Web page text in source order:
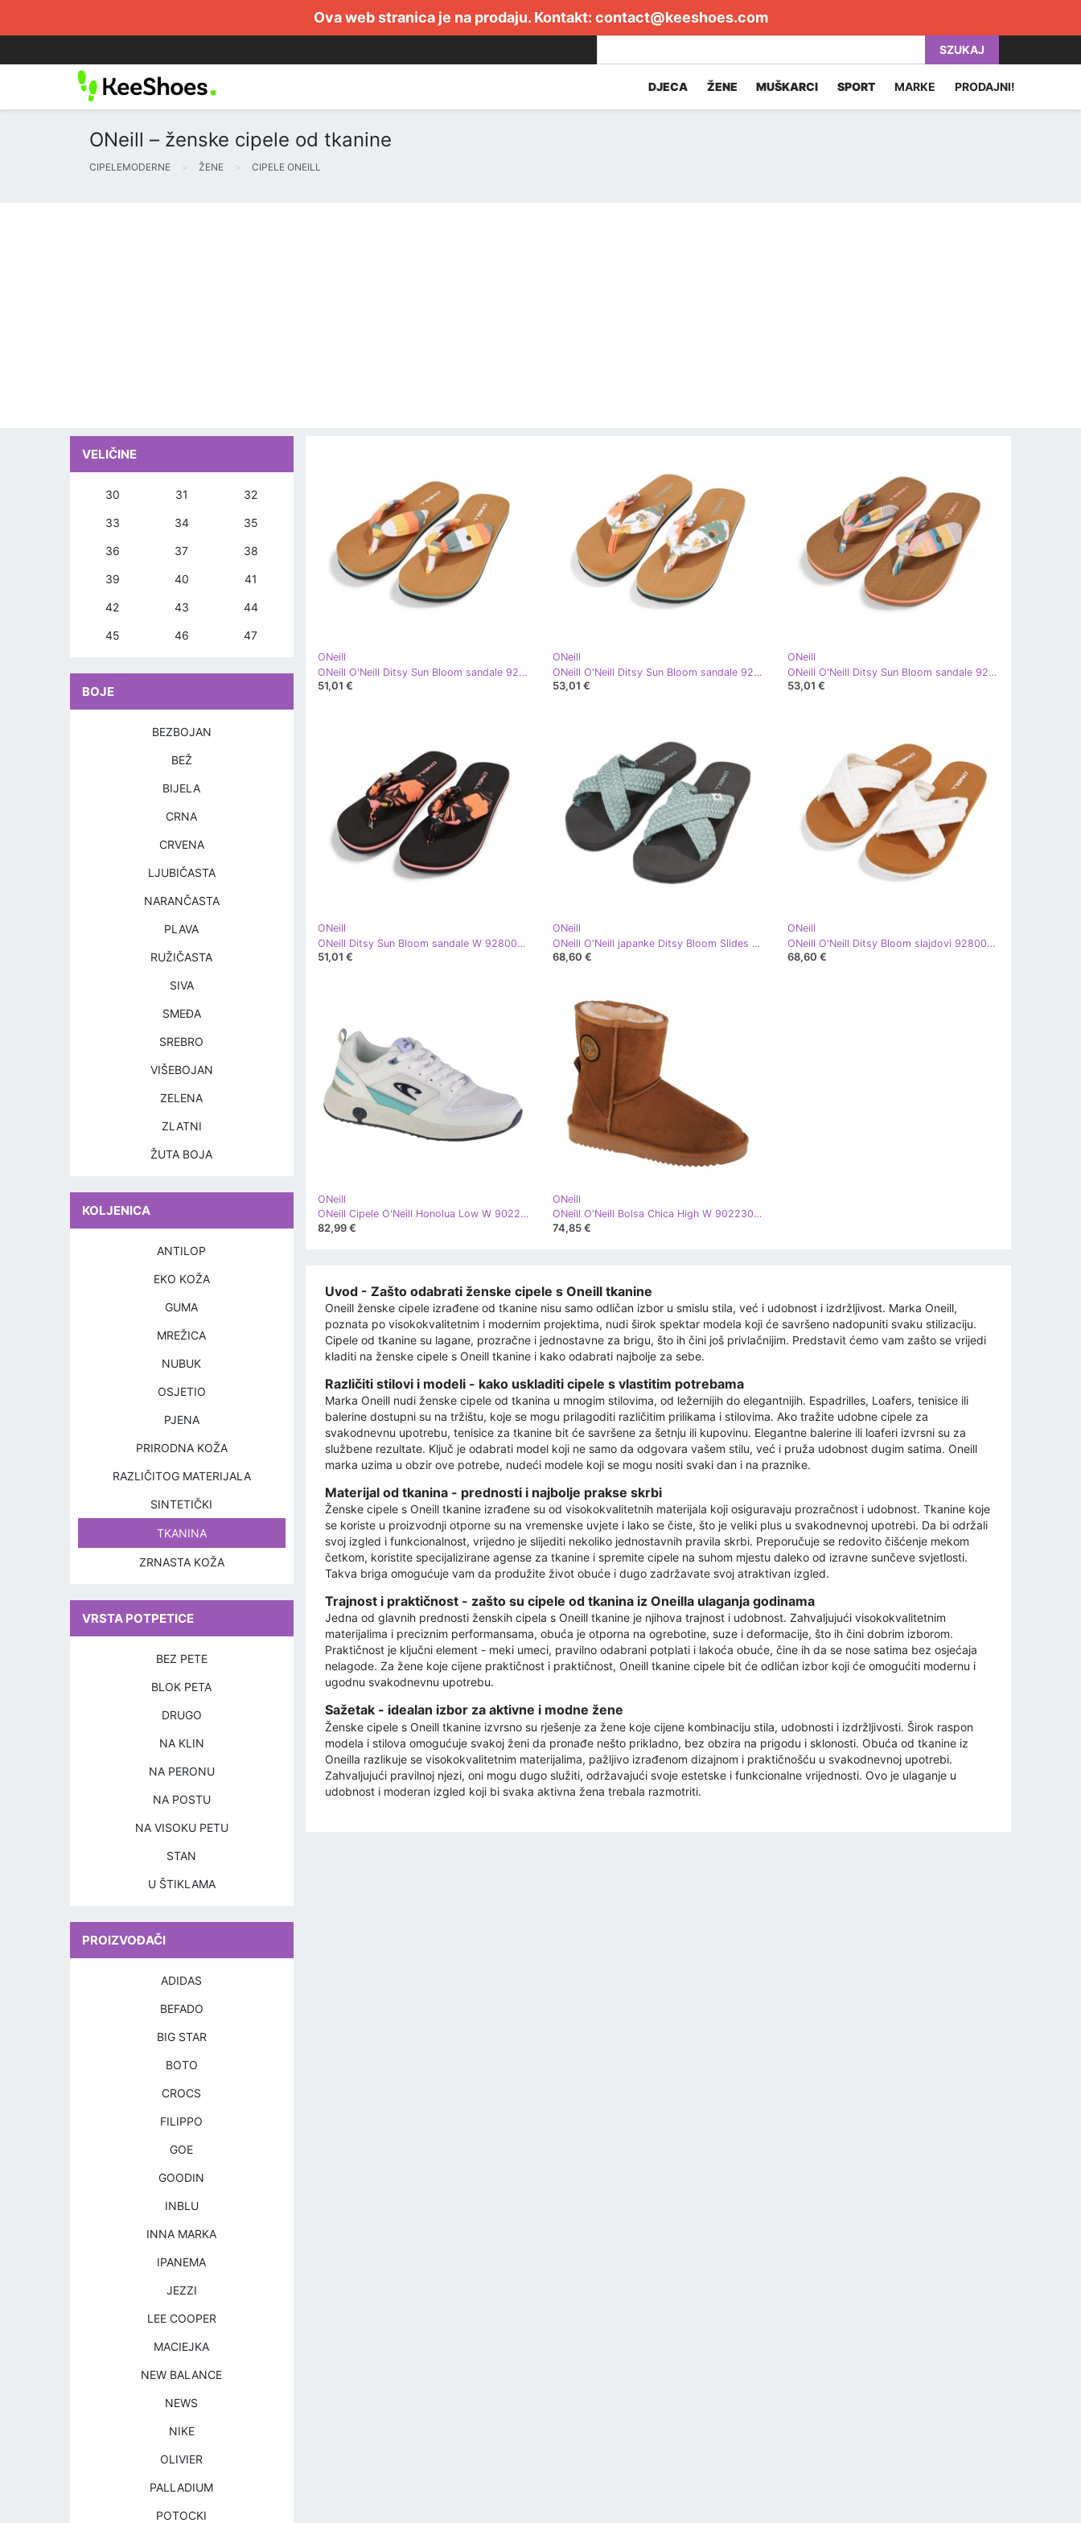
Ova web stranica je na prodaju. Kontakt: contact@keeshoes.com
SZUKAJ
DJECA ŽENE MUŠKARCI SPORT MARKE PRODAJNI!
ONeill – ženske cipele od tkanine
CIPELEMODERNE ŽENE CIPELE ONEILL
ONeill
ONeill O'Neill Ditsy Sun Bloom sandale 92800613238 japanke bijela
51,01 €
ONeill
ONeill O'Neill Ditsy Sun Bloom sandale 92800613232 japanke bijela
53,01 €
ONeill
ONeill O'Neill Ditsy Sun Bloom sandale 92800613226 japanke ružičasta
53,01 €
ONeill
ONeill Ditsy Sun Bloom sandale W 92800613244 japanke višebojan
51,01 €
ONeill
ONeill O'Neill japanke Ditsy Bloom Slides 92800613220 zelena
68,60 €
ONeill
ONeill O'Neill Ditsy Bloom slajdovi 92800613214 bijela
68,60 €
ONeill
ONeill Cipele O'Neill Honolua Low W 90221008-1FG bijela
82,99 €
ONeill
ONeill O'Neill Bolsa Chica High W 90223010-34B smeđa
74,85 €
Uvod - Zašto odabrati ženske cipele s Oneill tkanine
Oneill ženske cipele izrađene od tkanine nisu samo odličan izbor u smislu stila, već i udobnost i izdržljivost. Marka Oneill,
poznata po visokokvalitetnim i modernim projektima, nudi širok spektar modela koji će savršeno nadopuniti svaku stilizaciju.
Cipele od tkanine su lagane, prozračne i jednostavne za brigu, što ih čini još privlačnijim. Predstavit ćemo vam zašto se vrijedi
kladiti na ženske cipele s Oneill tkanine i kako odabrati najbolje za sebe.
Različiti stilovi i modeli - kako uskladiti cipele s vlastitim potrebama
Marka Oneill nudi ženske cipele od tkanina u mnogim stilovima, od ležernijih do elegantnijih. Espadrilles, Loafers, tenisice ili
balerine dostupni su na tržištu, koje se mogu prilagoditi različitim prilikama i stilovima. Ako tražite udobne cipele za
svakodnevnu upotrebu, tenisice za tkanine bit će savršene za šetnju ili kupovinu. Elegantne balerine ili loaferi izvrsni su za
službene rezultate. Ključ je odabrati model koji ne samo da odgovara vašem stilu, već i pruža udobnost dugim satima. Oneill
marka uzima u obzir ove potrebe, nudeći modele koji se mogu nositi svaki dan i na praznike.
Materijal od tkanina - prednosti i najbolje prakse skrbi
Ženske cipele s Oneill tkanine izrađene su od visokokvalitetnih materijala koji osiguravaju prozračnost i udobnost. Tkanine koje
se koriste u proizvodnji otporne su na vremenske uvjete i lako se čiste, što je veliki plus u svakodnevnoj upotrebi. Da bi održali
svoj izgled i funkcionalnost, vrijedno je slijediti nekoliko jednostavnih pravila skrbi. Preporučuje se redovito čišćenje mekom
četkom, koristite specijalizirane agense za tkanine i spremite cipele na suhom mjestu daleko od izravne sunčeve svjetlosti.
Takva briga omogućuje vam da produžite život obuće i dugo zadržavate svoj atraktivan izgled.
Trajnost i praktičnost - zašto su cipele od tkanina iz Oneilla ulaganja godinama
Jedna od glavnih prednosti ženskih cipela s Oneill tkanine je njihova trajnost i udobnost. Zahvaljujući visokokvalitetnim
materijalima i preciznim performansama, obuća je otporna na ogrebotine, suze i deformacije, što ih čini dobrim izborom.
Praktičnost je ključni element - meki umeci, pravilno odabrani potplati i lakoća obuće, čine ih da se nose satima bez osjećaja
nelagode. Za žene koje cijene praktičnost i praktičnost, Oneill tkanine cipele bit će odličan izbor koji će omogućiti modernu i
ugodnu svakodnevnu upotrebu.
Sažetak - idealan izbor za aktivne i modne žene
Ženske cipele s Oneill tkanine izvrsno su rješenje za žene koje cijene kombinaciju stila, udobnosti i izdržljivosti. Širok raspon
modela i stilova omogućuje svakoj ženi da pronađe nešto prikladno, bez obzira na prigodu i sklonosti. Obuća od tkanine iz
Oneilla razlikuje se visokokvalitetnim materijalima, pažljivo izrađenom dizajnom i praktičnošću u svakodnevnoj upotrebi.
Zahvaljujući pravilnoj njezi, oni mogu dugo služiti, održavajući svoje estetske i funkcionalne vrijednosti. Ovo je ulaganje u
udobnost i moderan izgled koji bi svaka aktivna žena trebala razmotriti.
VELIČINE
30 31 32
33 34 35
36 37 38
39 40 41
42 43 44
45 46 47
BOJE
BEZBOJAN
BEŽ
BIJELA
CRNA
CRVENA
LJUBIČASTA
NARANČASTA
PLAVA
RUŽIČASTA
SIVA
SMEĐA
SREBRO
VIŠEBOJAN
ZELENA
ZLATNI
ŽUTA BOJA
KOLJENICA
ANTILOP
EKO KOŽA
GUMA
MREŽICA
NUBUK
OSJETIO
PJENA
PRIRODNA KOŽA
RAZLIČITOG MATERIJALA
SINTETIČKI
TKANINA
ZRNASTA KOŽA
VRSTA POTPETICE
BEZ PETE
BLOK PETA
DRUGO
NA KLIN
NA PERONU
NA POSTU
NA VISOKU PETU
STAN
U ŠTIKLAMA
PROIZVOĐAČI
ADIDAS
BEFADO
BIG STAR
BOTO
CROCS
FILIPPO
GOE
GOODIN
INBLU
INNA MARKA
IPANEMA
JEZZI
LEE COOPER
MACIEJKA
NEW BALANCE
NEWS
NIKE
OLIVIER
PALLADIUM
POTOCKI